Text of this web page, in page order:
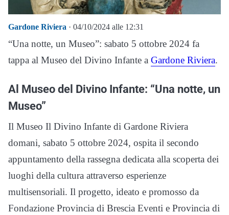
Gardone Riviera · 04/10/2024 alle 12:31
“Una notte, un Museo”: sabato 5 ottobre 2024 fa
tappa al Museo del Divino Infante a Gardone Riviera.
Al Museo del Divino Infante: “Una notte, un
Museo”
Il Museo Il Divino Infante di Gardone Riviera
domani, sabato 5 ottobre 2024, ospita il secondo
appuntamento della rassegna dedicata alla scoperta dei
luoghi della cultura attraverso esperienze
multisensoriali. Il progetto, ideato e promosso da
Fondazione Provincia di Brescia Eventi e Provincia di